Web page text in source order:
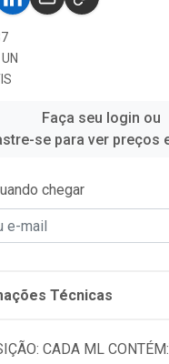
Faça seu login ou
se para ver preços
chegar
Técnicas
CADA ML